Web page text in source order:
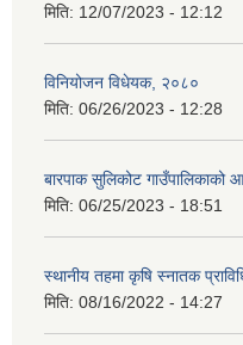
मिति: 12/07/2023 - 12:12
विनियोजन विधेयक, २०८०
मिति: 06/26/2023 - 12:28
बारपाक सुलिकोट गाउँपालिकाको
मिति: 06/25/2023 - 18:51
स्थानीय तहमा कृषि स्नातक
मिति: 08/16/2022 - 14:27